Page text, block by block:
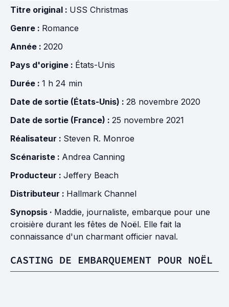
Titre original : USS Christmas
Genre : Romance
Année : 2020
Pays d'origine : États-Unis
Durée : 1 h 24 min
Date de sortie (États-Unis) : 28 novembre 2020
Date de sortie (France) : 25 novembre 2021
Réalisateur : Steven R. Monroe
Scénariste : Andrea Canning
Producteur : Jeffery Beach
Distributeur : Hallmark Channel
Synopsis · Maddie, journaliste, embarque pour une
croisière durant les fêtes de Noël. Elle fait la
connaissance d'un charmant officier naval.
CASTING DE EMBARQUEMENT POUR NOËL